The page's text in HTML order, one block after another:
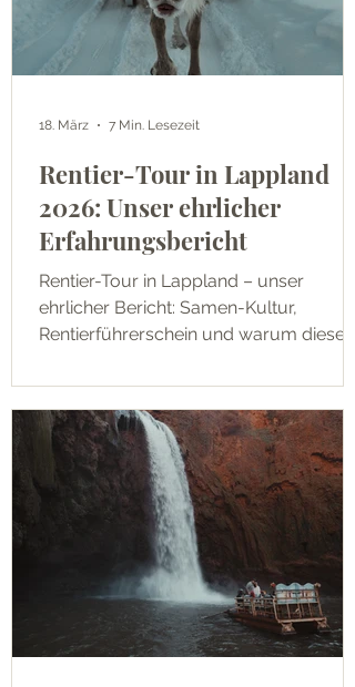
Rentier-Tour in Lappland
2026: Unser ehrlicher
Erfahrungsbericht
Rentier-Tour in Lappland – unser
ehrlicher Bericht: Samen-Kultur,
Rentierführerschein und warum diese
in Lappland.
18. März 7 Min. Lesezeit